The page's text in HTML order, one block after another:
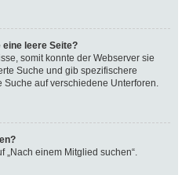
leere Seite?
somit konnte der Webserver sie
Suche und gib spezifischere
auf verschiedene Unterforen.
„Nach einem Mitglied suchen“.